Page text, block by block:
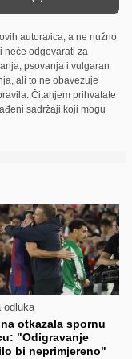
autora/ica, a ne nužno
neće odgovarati za
psovanja i vulgaran
ali to ne obavezuje
Čitanjem prihvatate
sadržaji koji mogu
odluka
otkazala spornu
"Odigravanje
bi neprimjereno"